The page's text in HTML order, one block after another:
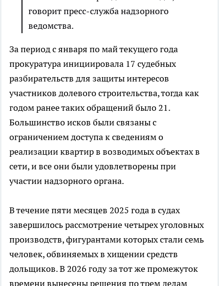
говорит пресс-служба надзорного
ведомства.
За период с января по май текущего года
прокуратура инициировала 17 судебных
разбирательств для защиты интересов
участников долевого строительства, тогда как
годом ранее таких обращений было 21.
Большинство исков были связаны с
ограничением доступа к сведениям о
реализации квартир в возводимых объектах в
сети, и все они были удовлетворены при
участии надзорного органа.
В течение пяти месяцев 2025 года в судах
завершилось рассмотрение четырех уголовных
производств, фигурантами которых стали семь
человек, обвиняемых в хищении средств
дольщиков. В 2026 году за тот же промежуток
времени вынесены решения по трем делам